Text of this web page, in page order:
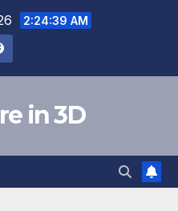
2:24:40 AM
in 3D